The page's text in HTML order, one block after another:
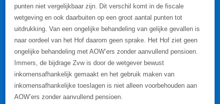
punten niet vergelijkbaar zijn. Dit verschil komt in de fiscale
wetgeving en ook daarbuiten op een groot aantal punten tot
uitdrukking. Van een ongelijke behandeling van gelijke gevallen is
naar oordeel van het Hof daarom geen sprake. Het Hof ziet geen
ongelijke behandeling met AOW’ers zonder aanvullend pensioen.
Immers, de bijdrage Zvw is door de wetgever bewust
inkomensafhankelijk gemaakt en het gebruik maken van
inkomensafhankelijke toeslagen is niet alleen voorbehouden aan
AOW’ers zonder aanvullend pensioen.